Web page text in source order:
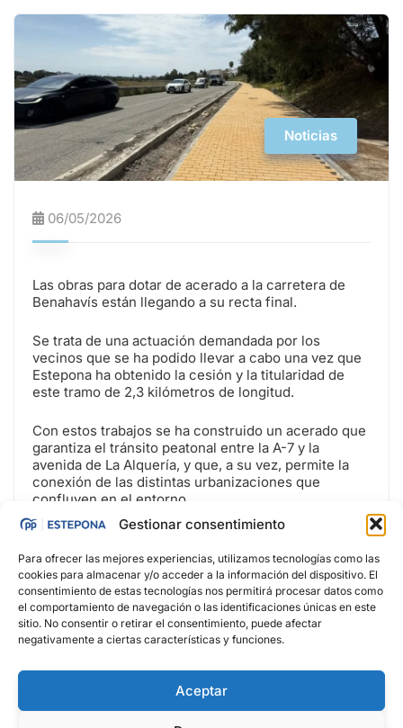
Gestionar consentimiento
Para ofrecer las mejores experiencias, utilizamos tecnologías como las
cookies para almacenar y/o acceder a la información del dispositivo. El
consentimiento de estas tecnologías nos permitirá procesar datos como
el comportamiento de navegación o las identificaciones únicas en este
sitio. No consentir o retirar el consentimiento, puede afectar
negativamente a ciertas características y funciones.
Aceptar
Noticias
06/05/2026
Las obras para dotar de acerado a la carretera de
Benahavís están llegando a su recta final.
Se trata de una actuación demandada por los
vecinos que se ha podido llevar a cabo una vez que
Estepona ha obtenido la cesión y la titularidad de
este tramo de 2,3 kilómetros de longitud.
Con estos trabajos se ha construido un acerado que
garantiza el tránsito peatonal entre la A-7 y la
avenida de La Alquería, y que, a su vez, permite la
conexión de las distintas urbanizaciones que
confluyen en el entorno.